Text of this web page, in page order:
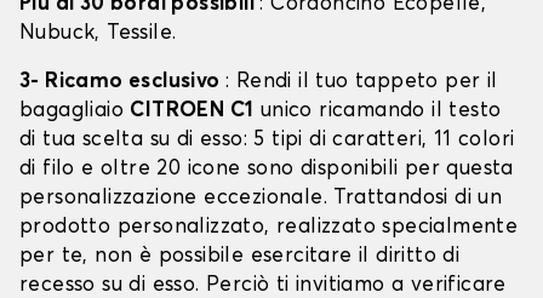
Più di 30 bordi possibili: Cordoncino Ecopelle,
Nubuck, Tessile.
3- Ricamo esclusivo : Rendi il tuo tappeto per il
bagagliaio CITROEN C1 unico ricamando il testo
di tua scelta su di esso: 5 tipi di caratteri, 11 colori
di filo e oltre 20 icone sono disponibili per questa
personalizzazione eccezionale. Trattandosi di un
prodotto personalizzato, realizzato specialmente
per te, non è possibile esercitare il diritto di
recesso su di esso. Perciò ti invitiamo a verificare